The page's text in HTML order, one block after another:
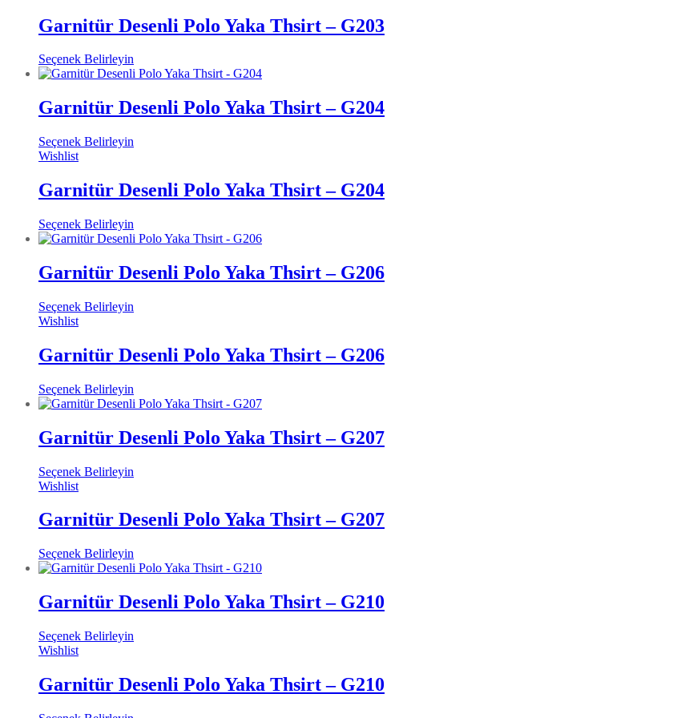
Garnitür Desenli Polo Yaka Thsirt – G203
Seçenek Belirleyin
Garnitür Desenli Polo Yaka Thsirt – G204
Seçenek Belirleyin
Wishlist
Garnitür Desenli Polo Yaka Thsirt – G204
Seçenek Belirleyin
Garnitür Desenli Polo Yaka Thsirt – G206
Seçenek Belirleyin
Wishlist
Garnitür Desenli Polo Yaka Thsirt – G206
Seçenek Belirleyin
Garnitür Desenli Polo Yaka Thsirt – G207
Seçenek Belirleyin
Wishlist
Garnitür Desenli Polo Yaka Thsirt – G207
Seçenek Belirleyin
Garnitür Desenli Polo Yaka Thsirt – G210
Seçenek Belirleyin
Wishlist
Garnitür Desenli Polo Yaka Thsirt – G210